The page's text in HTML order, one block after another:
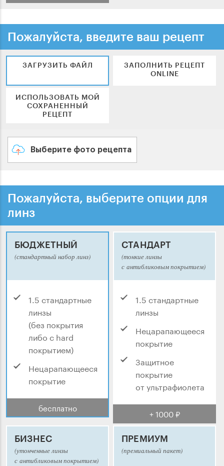
Пожалуйста, введите ваш рецепт
ЗАГРУЗИТЬ ФАЙЛ
ЗАПОЛНИТЬ РЕЦЕПТ
ONLINE
ИСПОЛЬЗОВАТЬ МОЙ
СОХРАНЕННЫЙ
РЕЦЕПТ
Выберите фото рецепта
Пожалуйста, выберите опции для
линз
БЮДЖЕТНЫЙ
(стандартный набор линз)
1.5 стандартные
линзы
(без покрытия
либо с hard
покрытием)
Нецарапающееся
покрытие
бесплатно
СТАНДАРТ
(тонкие линзы
с антибликовым покрытием)
1.5 стандартные
линзы
Нецарапающееся
покрытие
Защитное
покрытие
от ультрафиолета
+ 1000 ₽
БИЗНЕС
(утонченные линзы
с антибликовым покрытием)
ПРЕМИУМ
(премиальный пакет)